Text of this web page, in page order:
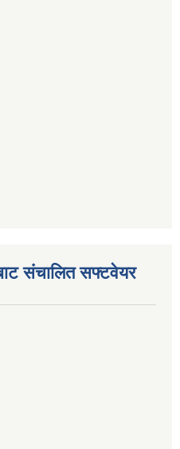
संचालित सफ्टवेयर